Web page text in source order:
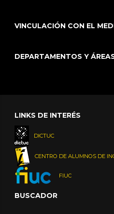
VINCULACIÓN CON EL
DEPARTAMENTOS Y
LINKS DE INTERÉS
DICTUC
CENTRO DE ALUMNOS DE
FIUC
BUSCADOR